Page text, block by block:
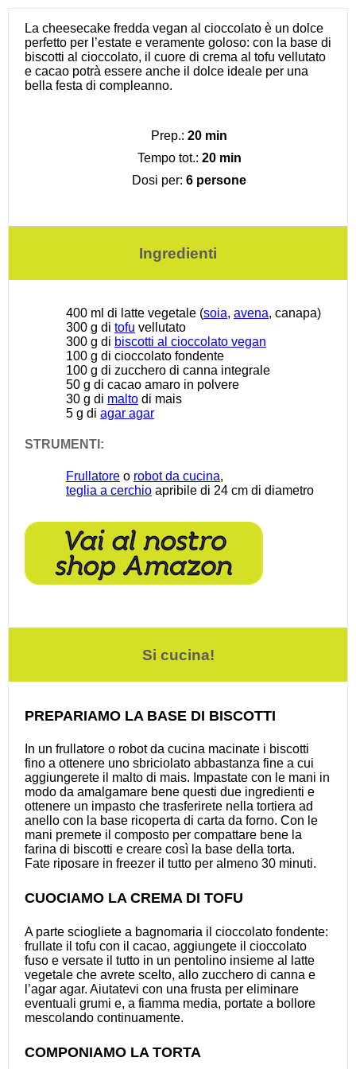
La cheesecake fredda vegan al cioccolato è un dolce
perfetto per l’estate e veramente goloso: con la base di
biscotti al cioccolato, il cuore di crema al tofu vellutato
e cacao potrà essere anche il dolce ideale per una
bella festa di compleanno.
Prep.: 20 min
Tempo tot.: 20 min
Dosi per: 6 persone
Ingredienti
400 ml di latte vegetale (soia, avena, canapa)
300 g di tofu vellutato
300 g di biscotti al cioccolato vegan
100 g di cioccolato fondente
100 g di zucchero di canna integrale
50 g di cacao amaro in polvere
30 g di malto di mais
5 g di agar agar
STRUMENTI:
Frullatore o robot da cucina,
teglia a cerchio apribile di 24 cm di diametro
Si cucina!
PREPARIAMO LA BASE DI BISCOTTI
In un frullatore o robot da cucina macinate i biscotti
fino a ottenere uno sbriciolato abbastanza fine a cui
aggiungerete il malto di mais. Impastate con le mani in
modo da amalgamare bene questi due ingredienti e
ottenere un impasto che trasferirete nella tortiera ad
anello con la base ricoperta di carta da forno. Con le
mani premete il composto per compattare bene la
farina di biscotti e creare così la base della torta.
Fate riposare in freezer il tutto per almeno 30 minuti.
CUOCIAMO LA CREMA DI TOFU
A parte sciogliete a bagnomaria il cioccolato fondente:
frullate il tofu con il cacao, aggiungete il cioccolato
fuso e versate il tutto in un pentolino insieme al latte
vegetale che avrete scelto, allo zucchero di canna e
l’agar agar. Aiutatevi con una frusta per eliminare
eventuali grumi e, a fiamma media, portate a bollore
mescolando continuamente.
COMPONIAMO LA TORTA